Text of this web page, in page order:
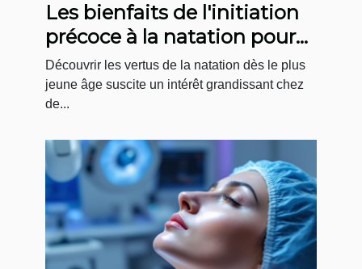
Les bienfaits de l'initiation
précoce à la natation pour
les nourrissons
Découvrir les vertus de la natation dès le plus
jeune âge suscite un intérêt grandissant chez
de...